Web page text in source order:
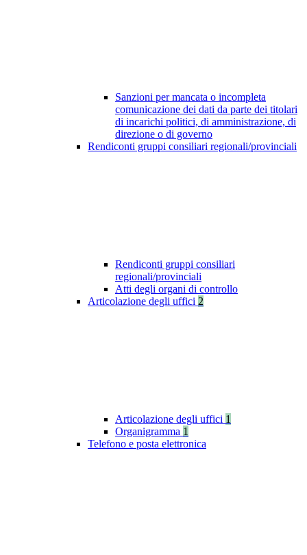
Sanzioni per mancata o incompleta
comunicazione dei dati da parte dei titolari
di incarichi politici, di amministrazione, di
direzione o di governo
Rendiconti gruppi consiliari regionali/provinciali
Rendiconti gruppi consiliari
regionali/provinciali
Atti degli organi di controllo
Articolazione degli uffici 2
Articolazione degli uffici 1
Organigramma 1
Telefono e posta elettronica